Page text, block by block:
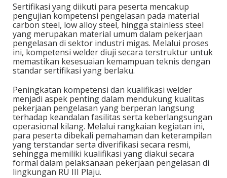
Sertifikasi yang diikuti para peserta mencakup
pengujian kompetensi pengelasan pada material
carbon steel, low alloy steel, hingga stainless steel
yang merupakan material umum dalam pekerjaan
pengelasan di sektor industri migas. Melalui proses
ini, kompetensi welder diuji secara terstruktur untuk
memastikan kesesuaian kemampuan teknis dengan
standar sertifikasi yang berlaku.
Peningkatan kompetensi dan kualifikasi welder
menjadi aspek penting dalam mendukung kualitas
pekerjaan pengelasan yang berperan langsung
terhadap keandalan fasilitas serta keberlangsungan
operasional kilang. Melalui rangkaian kegiatan ini,
para peserta dibekali pemahaman dan keterampilan
yang terstandar serta diverifikasi secara resmi,
sehingga memiliki kualifikasi yang diakui secara
formal dalam pelaksanaan pekerjaan pengelasan di
lingkungan RU III Plaju.